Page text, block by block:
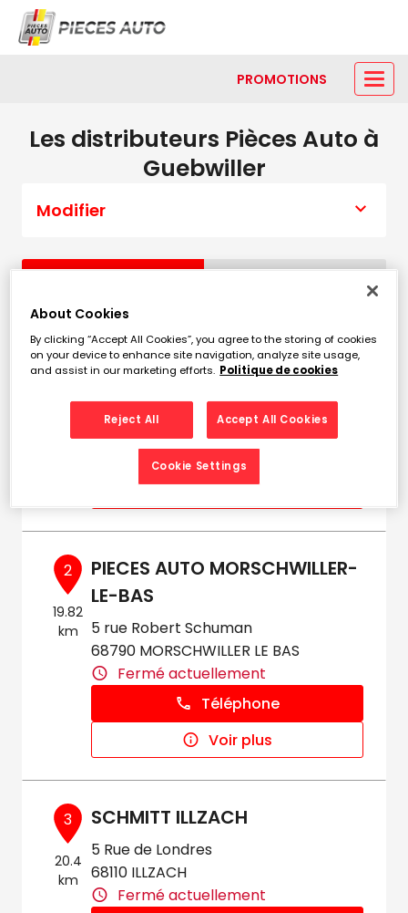
PROMOTIONS
Les distributeurs Pièces Auto à
Guebwiller
Modifier
1 ESPACE DISTRIBUTION AUTO
3 RUE ANATOLE MECHLER
68360 SOULTZ
Fermé actuellement
Téléphone
Voir plus
2
19.82
km
PIECES AUTO MORSCHWILLER-
LE-BAS
5 rue Robert Schuman
68790 MORSCHWILLER LE BAS
Fermé actuellement
Téléphone
Voir plus
3
20.4
km
SCHMITT ILLZACH
5 Rue de Londres
68110 ILLZACH
Fermé actuellement
About Cookies
By clicking “Accept All Cookies”, you agree to the storing of cookies
on your device to enhance site navigation, analyze site usage,
and assist in our marketing efforts. Politique de cookies
Reject All Accept All Cookies
Cookie Settings